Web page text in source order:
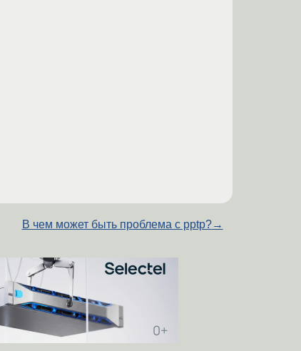
В чем может быть проблема с pptp?→